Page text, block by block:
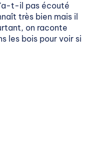
t-il pas écouté
très bien mais il
on raconte
les bois pour voir si